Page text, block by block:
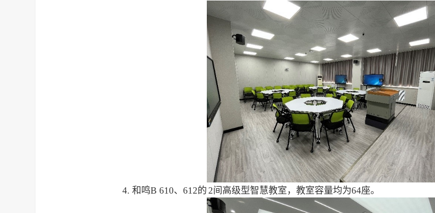
4. 和鸣B 610、 612的2间高级型智慧教室，教室容量均为64座。